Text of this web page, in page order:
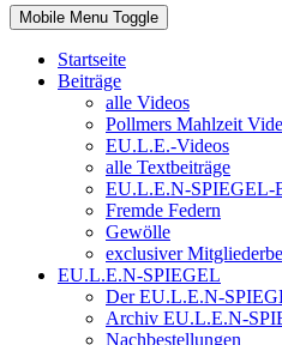
Mobile Menu Toggle
Startseite
Beiträge
alle Videos
Pollmers Mahlzeit
EU.L.E.-Videos
alle Textbeiträge
EU.L.E.N-SPIEGEL-
Fremde Federn
Gewölle
exclusiver
EU.L.E.N-SPIEGEL
Der EU.L.E.N-
Archiv EU.L.E.N-
Nachbestellungen